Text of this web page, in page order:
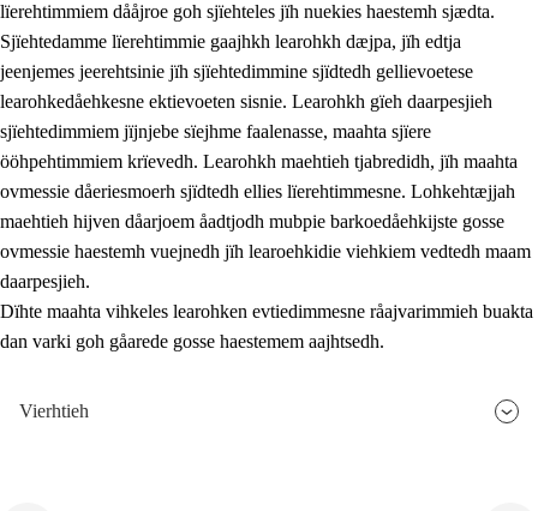
lïerehtimmiem dååjroe goh sjïehteles jïh nuekies haestemh sjædta.
Sjïehtedamme lïerehtimmie gaajhkh learohkh dæjpa, jïh edtja
jeenjemes jeerehtsinie jïh sjïehtedimmine sjïdtedh gellievoetese
learohkedåehkesne ektievoeten sisnie. Learohkh gïeh daarpesjieh
sjïehtedimmiem jïjnjebe sïejhme faalenasse, maahta sjïere
ööhpehtimmiem krïevedh. Learohkh maehtieh tjabredidh, jïh maahta
ovmessie dåeriesmoerh sjïdtedh ellies lïerehtimmesne. Lohkehtæjjah
maehtieh hijven dåarjoem åadtjodh mubpie barkoedåehkijste gosse
ovmessie haestemh vuejnedh jïh learoehkidie viehkiem vedtedh maam
daarpesjieh.
Dïhte maahta vihkeles learohken evtiedimmesne råajvarimmieh buakta
dan varki goh gåarede gosse haestemem aajhtsedh.
Vierhtieh